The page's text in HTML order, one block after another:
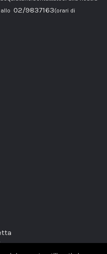
02/9837163(orari di